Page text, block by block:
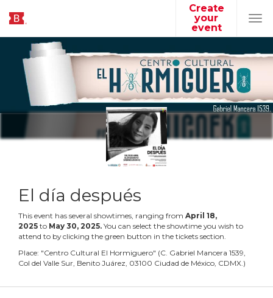
Create
your
event
El día después
This event has several showtimes, ranging from April 18,
2025 to May 30, 2025. You can select the showtime you wish to
attend to by clicking the green button in the tickets section.
Place: "Centro Cultural El Hormiguero" (C. Gabriel Mancera 1539,
Col del Valle Sur, Benito Juárez, 03100 Ciudad de México, CDMX.)